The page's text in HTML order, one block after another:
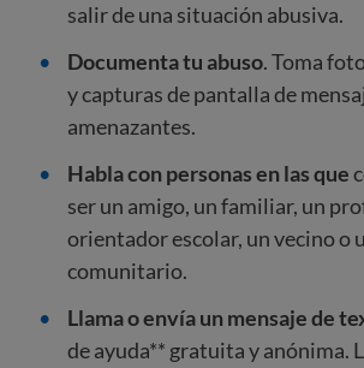
salir de una situación abusiva.
Documenta tu abuso. Toma
y capturas de pantalla de
amenazantes.
Habla con personas en las que
ser un amigo, un familiar, un
orientador escolar, un vecino o
comunitario.
Llamao envía un mensaje de
de ayuda** gratuita y anónima.